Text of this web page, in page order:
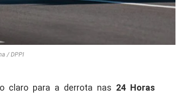
/ DPPI
claro para a derrota nas 24 Horas